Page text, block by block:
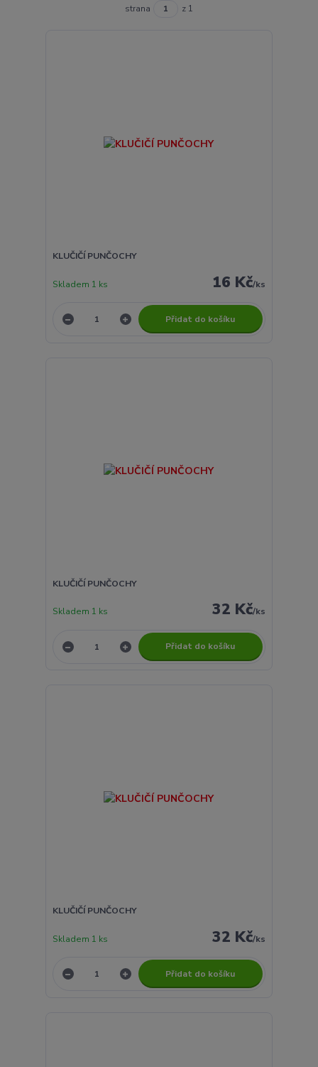
strana z 1
KLUČIČÍ PUNČOCHY
16 Kč/ks
Skladem 1 ks
Přidat do košíku
KLUČIČÍ PUNČOCHY
32 Kč/ks
Skladem 1 ks
Přidat do košíku
KLUČIČÍ PUNČOCHY
32 Kč/ks
Skladem 1 ks
Přidat do košíku